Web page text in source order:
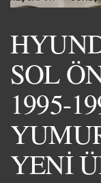
SOL
1995-
YENİ